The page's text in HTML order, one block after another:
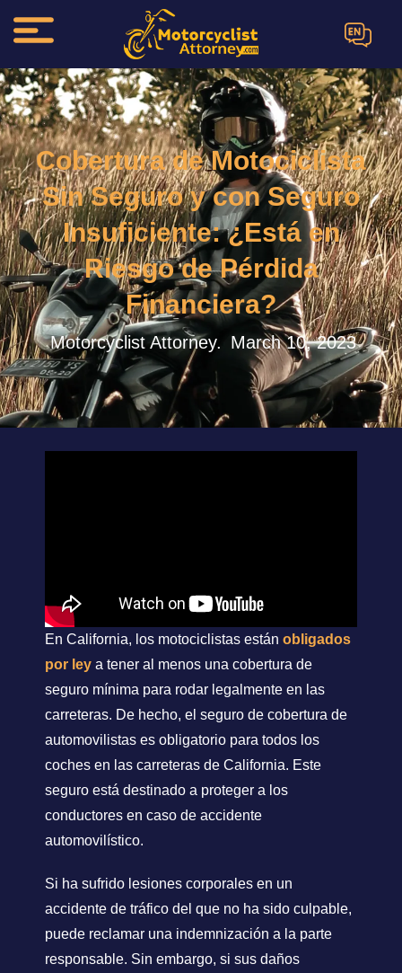
EN
Cobertura de Motociclista
Sin Seguro y con Seguro
Insuficiente: ¿Está en
Riesgo de Pérdida
Financiera?
Motorcyclist Attorney. March 10, 2023
En California, los motociclistas están obligados
por ley a tener al menos una cobertura de
seguro mínima para rodar legalmente en las
carreteras. De hecho, el seguro de cobertura de
automovilistas es obligatorio para todos los
coches en las carreteras de California. Este
seguro está destinado a proteger a los
conductores en caso de accidente
automovilístico.
Si ha sufrido lesiones corporales en un
accidente de tráfico del que no ha sido culpable,
puede reclamar una indemnización a la parte
responsable. Sin embargo, si sus daños